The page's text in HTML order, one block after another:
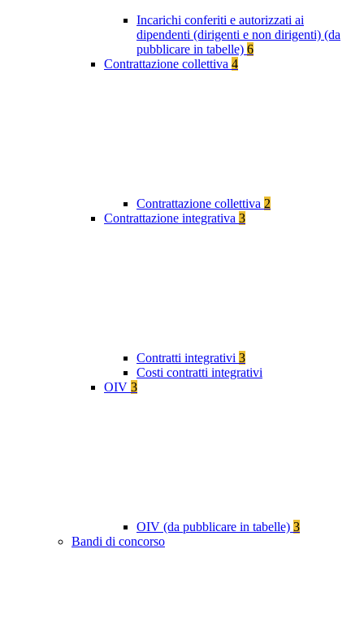
Incarichi conferiti e autorizzati ai
dipendenti (dirigenti e non dirigenti) (da
pubblicare in tabelle) 6
Contrattazione collettiva 4
Contrattazione collettiva 2
Contrattazione integrativa 3
Contratti integrativi 3
Costi contratti integrativi
OIV 3
OIV (da pubblicare in tabelle) 3
Bandi di concorso